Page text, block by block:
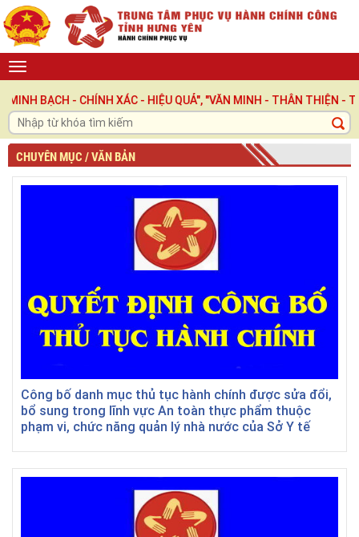
XÁC - HIỆU QUẢ", "VĂN MINH - THÂN THIỆN - TRÁCH
CHUYÊN MỤC / VĂN BẢN
Công bố danh mục thủ tục hành chính được sửa đổi,
bổ sung trong lĩnh vực An toàn thực phẩm thuộc
phạm vi, chức năng quản lý nhà nước của Sở Y tế